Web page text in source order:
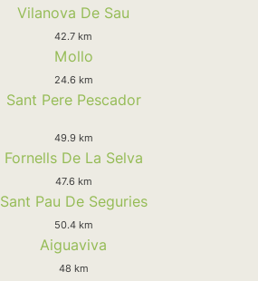
Vilanova De Sau
42.7 km
Mollo
24.6 km
Sant Pere Pescador
49.9 km
Fornells De La Selva
47.6 km
Sant Pau De Seguries
50.4 km
Aiguaviva
48 km